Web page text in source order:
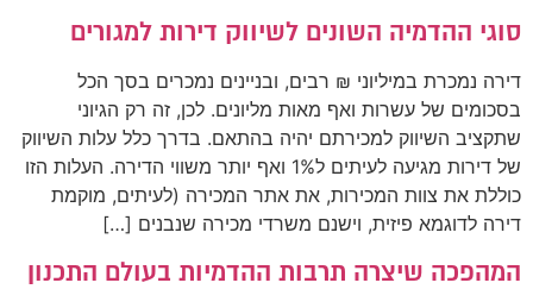
סוגי ההדמיה השונים לשיווק דירות למגורים
דירה נמכרת במיליוני ₪ רבים, ובניינים נמכרים בסך הכל
בסכומים של עשרות ואף מאות מליונים. לכן, זה רק הגיוני
שתקציב השיווק למכירתם יהיה בהתאם. בדרך כלל עלות השיווק
של דירות מגיעה לעיתים ל1% ואף יותר משווי הדירה. העלות הזו
כוללת את צוות המכירות, את אתר המכירה (לעיתים, מוקמת
דירה לדוגמא פיזית, וישנם משרדי מכירה שנבנים […]
המהפכה שיצרה תרבות ההדמיות בעולם התכנון